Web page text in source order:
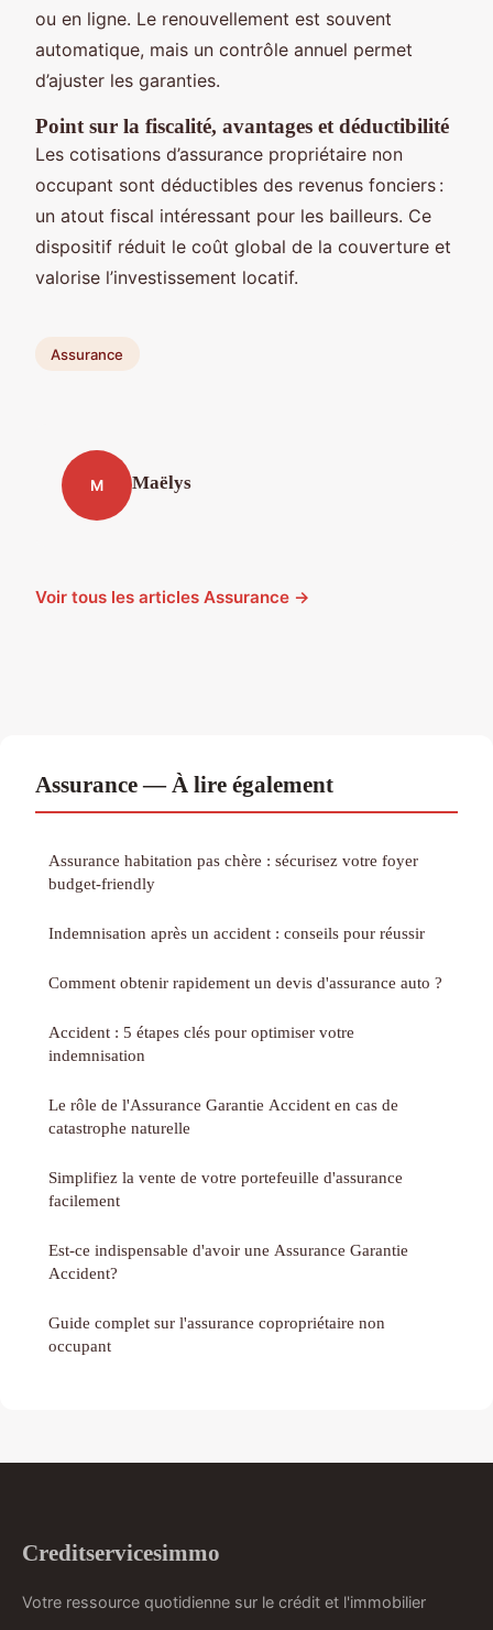
ou en ligne. Le renouvellement est souvent
automatique, mais un contrôle annuel permet
d’ajuster les garanties.
Point sur la fiscalité, avantages et déductibilité
Les cotisations d’assurance propriétaire non
occupant sont déductibles des revenus fonciers :
un atout fiscal intéressant pour les bailleurs. Ce
dispositif réduit le coût global de la couverture et
valorise l’investissement locatif.
Assurance
M Maëlys
Voir tous les articles Assurance →
Assurance — À lire également
Assurance habitation pas chère : sécurisez votre foyer
budget-friendly
Indemnisation après un accident : conseils pour réussir
Comment obtenir rapidement un devis d'assurance auto ?
Accident : 5 étapes clés pour optimiser votre
indemnisation
Le rôle de l'Assurance Garantie Accident en cas de
catastrophe naturelle
Simplifiez la vente de votre portefeuille d'assurance
facilement
Est-ce indispensable d'avoir une Assurance Garantie
Accident?
Guide complet sur l'assurance copropriétaire non
occupant
Creditservicesimmo
Votre ressource quotidienne sur le crédit et l'immobilier